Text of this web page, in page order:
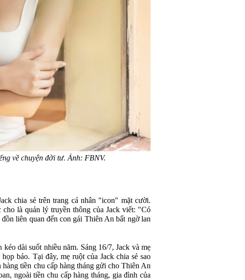
về chuyện đời tư. Ảnh: FBNV.
chia sẻ trên trang cá nhân "icon" mặt cười.
là quản lý truyền thông của Jack viết: "Có
liên quan đến con gái Thiên An bất ngờ lan
dài suốt nhiều năm. Sáng 16/7, Jack và mẹ
báo. Tại đây, mẹ ruột của Jack chia sẻ sao
tiền chu cấp hàng tháng gửi cho Thiên An
ngoài tiền chu cấp hàng tháng, gia đình của